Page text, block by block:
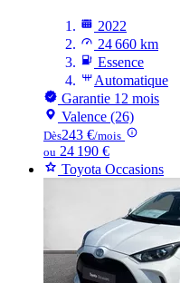
2022
24 660 km
Essence
Automatique
Garantie 12 mois
Valence (26)
Dès243 €/mois
ou 24 190 €
Toyota Occasions